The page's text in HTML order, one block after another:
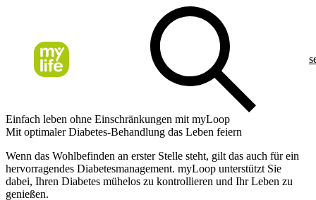
Einfach leben ohne Einschränkungen mit myLoop
Mit optimaler Diabetes-Behandlung das Leben feiern
Wenn das Wohlbefinden an erster Stelle steht, gilt das auch für ein
hervorragendes Diabetesmanagement. myLoop unterstützt Sie
dabei, Ihren Diabetes mühelos zu kontrollieren und Ihr Leben zu
genießen.